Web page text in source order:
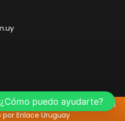
los Derechos Reservados |
por Enlace Uruguay
¿Cómo puedo ayudarte?